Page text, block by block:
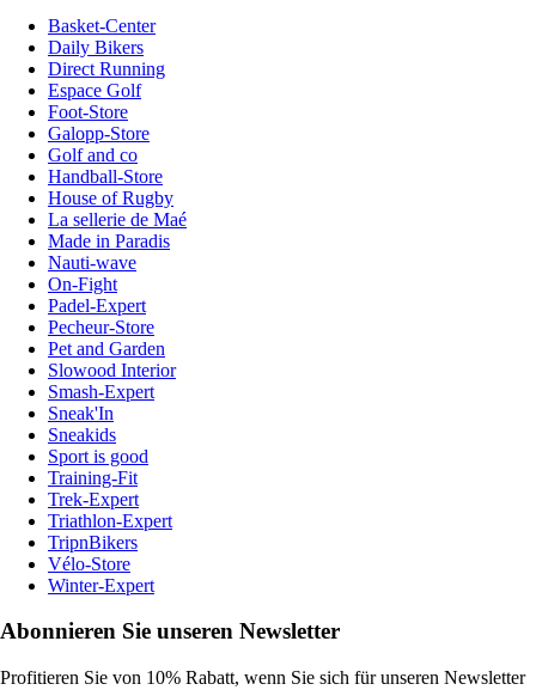
Basket-Center
Daily Bikers
Direct Running
Espace Golf
Foot-Store
Galopp-Store
Golf and co
Handball-Store
House of Rugby
La sellerie de Maé
Made in Paradis
Nauti-wave
On-Fight
Padel-Expert
Pecheur-Store
Pet and Garden
Slowood Interior
Smash-Expert
Sneak'In
Sneakids
Sport is good
Training-Fit
Trek-Expert
Triathlon-Expert
TripnBikers
Vélo-Store
Winter-Expert
Abonnieren Sie unseren Newsletter
Profitieren Sie von 10% Rabatt, wenn Sie sich für unseren Newsletter